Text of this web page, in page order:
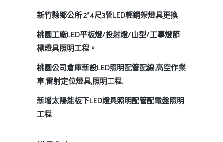
新竹縣鄉公所 2*4尺3管LED輕鋼架燈具更換
桃園工廠LED平板燈/投射燈/山型/工事燈節
標燈具照明工程。
桃園公司倉庫新設LED照明配管配線,高空作業
車,雷射定位燈具,照明工程.
新增太陽能板下LED燈具照明配管配電盤照明
工程